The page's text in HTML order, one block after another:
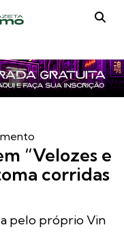
“Velozes e
corridas
pelo próprio Vin